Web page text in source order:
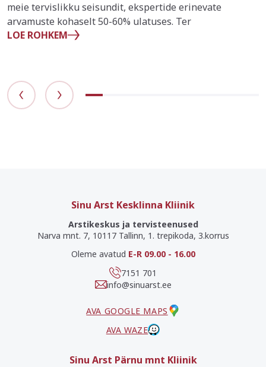
meie tervislikku seisundit, ekspertide erinevate
arvamuste kohaselt 50-60% ulatuses. Ter
LOE ROHKEM
Sinu Arst Kesklinna Kliinik
Arstikeskus ja tervisteenused
Narva mnt. 7, 10117 Tallinn, 1. trepikoda, 3.korrus
Oleme avatud E-R 09.00 - 16.00
7151 701
info@sinuarst.ee
AVA GOOGLE MAPS
AVA WAZE
Sinu Arst Pärnu mnt Kliinik